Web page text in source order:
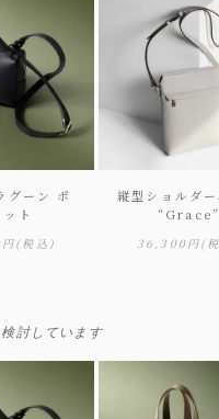
グーン ポ
ト
(税込)
縦型ショルダ
36,300円(
討しています